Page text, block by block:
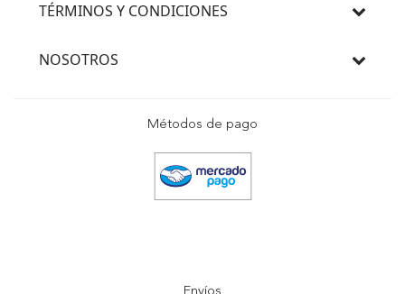
TÉRMINOS Y CONDICIONES
NOSOTROS
Métodos de pago